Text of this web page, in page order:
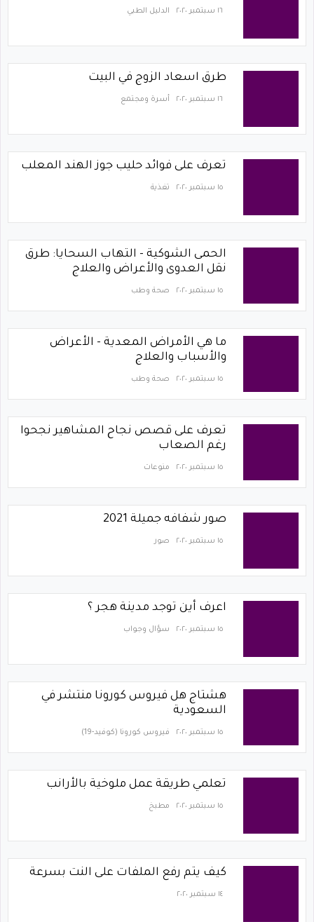
١٦ سبتمبر ٢٠٢٠ الدليل الطبي
طرق اسعاد الزوج في البيت
١٦ سبتمبر ٢٠٢٠ أسرة ومجتمع
تعرف على فوائد حليب جوز الهند المعلب
١٥ سبتمبر ٢٠٢٠ تغذية
الحمى الشوكية - التهاب السحايا: طرق
نقل العدوى والأعراض والعلاج
١٥ سبتمبر ٢٠٢٠ صحة وطب
ما هي الأمراض المعدية - الأعراض
والأسباب والعلاج
١٥ سبتمبر ٢٠٢٠ صحة وطب
تعرف على قصص نجاح المشاهير نجحوا
رغم الصعاب
١٥ سبتمبر ٢٠٢٠ منوعات
صور شفافه جميلة 2021
١٥ سبتمبر ٢٠٢٠ صور
اعرف أين توجد مدينة هجر ؟
١٥ سبتمبر ٢٠٢٠ سؤال وجواب
هشتاج هل فيروس كورونا منتشر في
السعودية
١٥ سبتمبر ٢٠٢٠ فيروس كورونا (كوفيد-19)‏
تعلمي طريقة عمل ملوخية بالأرانب
١٥ سبتمبر ٢٠٢٠ مطبخ
كيف يتم رفع الملفات على النت بسرعة
١٤ سبتمبر ٢٠٢٠